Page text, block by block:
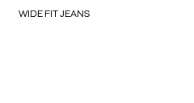
WIDE FIT JEANS